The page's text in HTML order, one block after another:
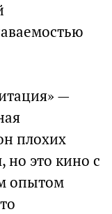
—
плохих
но это кино с
опытом